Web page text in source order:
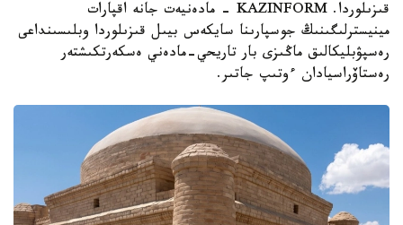
قىزىلوردا. KAZINFORM - مادەنيەت جانە اقپارات
مينيسترلىگىنىڭ جوسپارىنا سايكەس بيىل قىزىلوردا وبلىسىنداعى
رەسپۋبليكالىق ماڭىزى بار تاريحي-مادەني ەسكەرتكىشتەر
رەستاۆراسيادان ءوتىپ جاتىر.